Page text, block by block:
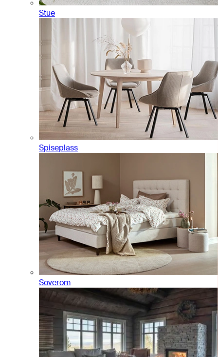
Stue
Spiseplass
Soverom